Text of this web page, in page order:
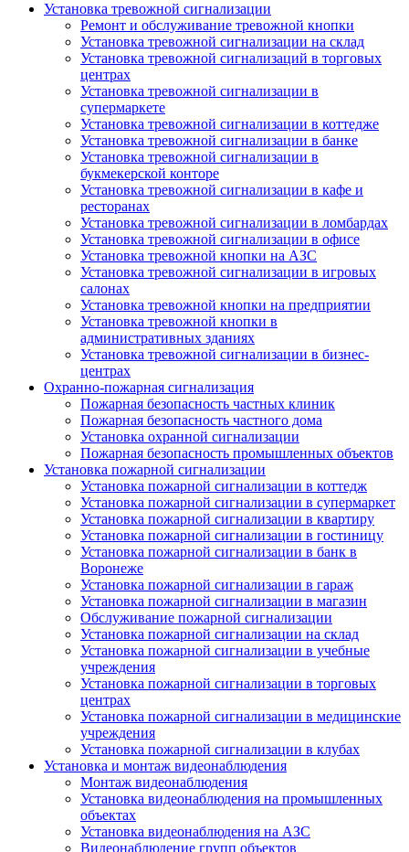
Установка тревожной сигнализации
Ремонт и обслуживание тревожной кнопки
Установка тревожной сигнализации на склад
Установка тревожной сигнализаций в торговых
центрах
Установка тревожной сигнализации в
супермаркете
Установка тревожной сигнализации в коттедже
Установка тревожной сигнализации в банке
Установка тревожной сигнализации в
букмекерской конторе
Установка тревожной сигнализации в кафе и
ресторанах
Установка тревожной сигнализации в ломбардах
Установка тревожной сигнализации в офисе
Установка тревожной кнопки на АЗС
Установка тревожной сигнализации в игровых
салонах
Установка тревожной кнопки на предприятии
Установка тревожной кнопки в
административных зданиях
Установка тревожной сигнализации в бизнес-
центрах
Охранно-пожарная сигнализация
Пожарная безопасность частных клиник
Пожарная безопасность частного дома
Установка охранной сигнализации
Пожарная безопасность промышленных объектов
Установка пожарной сигнализации
Установка пожарной сигнализации в коттедж
Установка пожарной сигнализации в супермаркет
Установка пожарной сигнализации в квартиру
Установка пожарной сигнализации в гостиницу
Установка пожарной сигнализации в банк в
Воронеже
Установка пожарной сигнализации в гараж
Установка пожарной сигнализации в магазин
Обслуживание пожарной сигнализации
Установка пожарной сигнализации на склад
Установка пожарной сигнализации в учебные
учреждения
Установка пожарной сигнализации в торговых
центрах
Установка пожарной сигнализации в медицинские
учреждения
Установка пожарной сигнализации в клубах
Установка и монтаж видеонаблюдения
Монтаж видеонаблюдения
Установка видеонаблюдения на промышленных
объектах
Установка видеонаблюдения на АЗС
Видеонаблюдение групп объектов